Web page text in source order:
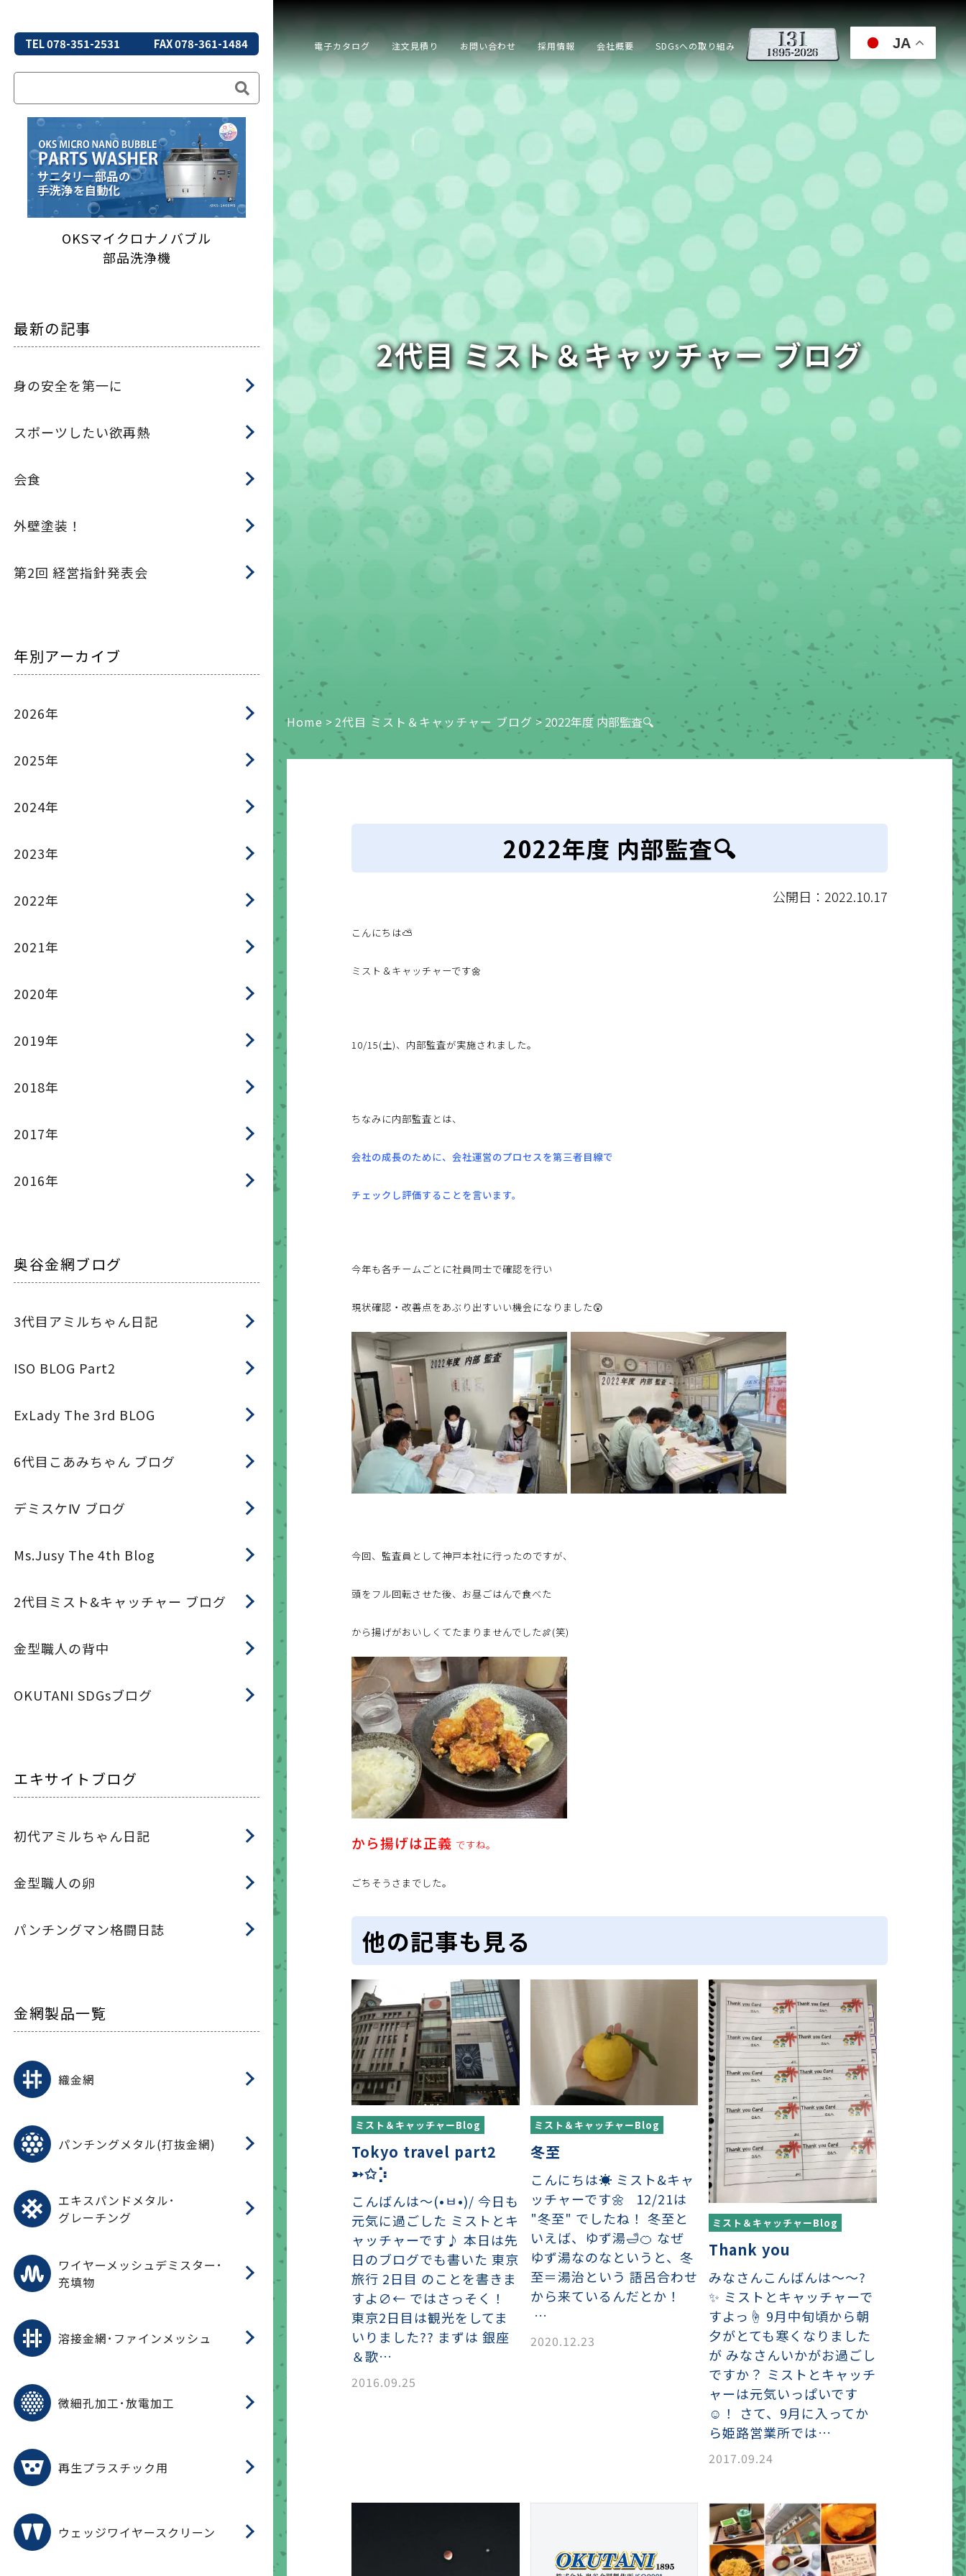
TEL 078-351-2531 FAX 078-361-1484
OKSマイクロナノバブル
部品洗浄機
最新の記事
身の安全を第一に
スポーツしたい欲再熱
会食
外壁塗装！
第2回 経営指針発表会
年別アーカイブ
2026年
2025年
2024年
2023年
2022年
2021年
2020年
2019年
2018年
2017年
2016年
奥谷金網ブログ
3代目アミルちゃん日記
ISO BLOG Part2
ExLady The 3rd BLOG
6代目こあみちゃん ブログ
デミスケⅣ ブログ
Ms.Jusy The 4th Blog
2代目ミスト&キャッチャー ブログ
金型職人の背中
OKUTANI SDGsブログ
エキサイトブログ
初代アミルちゃん日記
金型職人の卵
パンチングマン格闘日誌
金網製品一覧
織金網
平織金網
平織金網網目一覧表
綾織金網
綾織金網網目一覧表
特殊線材メッシュ網目一覧
マグネステン®金網
マグネステン®金網網目一覧表
平畳織金網
綾畳織金網
クリンプ織金網
ロッククリンプ織金網
フラットトップ織金網
(滑面式金網)
トンキャップ織金網
(長目金網)
タイロッド織金網
振動篩用金網について
JIS試験用ふるい
ワイヤーネットコンベヤー
菱形金網
亀甲金網
装飾用織金網
ワイヤーゲージ（線番）
織金網加工品
パンチングメタル(打抜金網)
金型パターン
在庫リスト
造粒機及び粉砕機用
遠心分離機用
スーパーパンチング™
SUPER PUNCHING™
スーパーパンチング™
標準金型リスト
スーパーパンチング™
在庫リスト
ODSサニタリーストレーナー™
二相ステンレス鋼パンチング
耐摩耗鋼板HARDOX®
エンボス・ディンプル加工
樹脂パンチング™
（プラスチックパンチング）
セレクト カラー・サイズ
樹脂パンチング™（PVC）
オーダーシート
（炭素繊維強化熱可塑性樹
パンチング™
大開孔率パンチング™
（X-OPEN AREA
PUNCHING）
C.G.P/コンピューター
グラフィックパンチング
開孔率自動計算(%)
重量自動計算(kg)
パンチングメタル加工品
エキスパンドメタル･
グレーチング
エキスパンドメタル
CFRTP EXメッシュ『CF
ワイヤーメッシュデミスター･
充填物
ワイヤーメッシュデミスター
蒸留用填充物
デミスター加工品
溶接金網･ファインメッシュ
溶接金網
ファインメッシュ
ファインメッシュ加工品
微細孔加工･放電加工
電子ビームドリル加工
EBD電子ビームドリル加工
多軸同時・微細ドリリング・
レーザースクリーン
再生プラスチック用
ウェッジワイヤースクリーン
2代目 ミスト＆キャッチャー ブログ
電子カタログ 注文見積り お問い合わせ 採用情報 会社概要 SDGsへの取り組み JA
Home > 2代目 ミスト＆キャッチャー ブログ > 2022年度 内部監査🔍
2022年度 内部監査🔍
公開日：2022.10.17
こんにちは⛅
ミスト＆キャッチャーです🌼
10/15(土)、内部監査が実施されました。
ちなみに内部監査とは、
会社の成長のために、会社運営のプロセスを第三者目線で
チェックし評価することを言います。
今年も各チームごとに社員同士で確認を行い
現状確認・改善点をあぶり出すいい機会になりました😲
今回、監査員として神戸本社に行ったのですが、
頭をフル回転させた後、お昼ごはんで食べた
から揚げがおいしくてたまりませんでした🍖(笑)
から揚げは正義 ですね。
ごちそうさまでした。
他の記事も見る
ミスト＆キャッチャーBlog
Tokyo travel part2
➳✩⡱
こんばんは〜(•ㅂ•)/ 今日も
元気に過ごした ミストとキ
ャッチャーです♪ 本日は先
日のブログでも書いた 東京
旅行 2日目 のことを書きま
すよ∅← ではさっそく！
東京2日目は観光をしてま
いりました?? まずは 銀座
＆歌…
2016.09.25
ミスト＆キャッチャーBlog
冬至
こんにちは☀️ ミスト&キャ
ッチャーです🌼 12/21は
"冬至" でしたね！ 冬至と
いえば、ゆず湯🛁🍊 なぜ
ゆず湯なのなというと、冬
至＝湯治という 語呂合わせ
から来ているんだとか！
…
2020.12.23
ミスト＆キャッチャーBlog
Thank you
みなさんこんばんは〜〜?
✨ ミストとキャッチャーで
すよっ☝︎ 9月中旬頃から朝
夕がとても寒くなりました
が みなさんいかがお過ごし
ですか？ ミストとキャッチ
ャーは元気いっぱいです
☺︎！ さて、9月に入ってか
ら姫路営業所では…
2017.09.24